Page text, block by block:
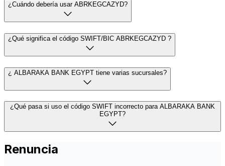
¿Cuándo debería usar ABRKEGCAZYD?
¿Qué significa el código SWIFT/BIC ABRKEGCAZYD ?
¿ ALBARAKA BANK EGYPT tiene varias sucursales?
¿Qué pasa si uso el código SWIFT incorrecto para ALBARAKA BANK
EGYPT?
Renuncia